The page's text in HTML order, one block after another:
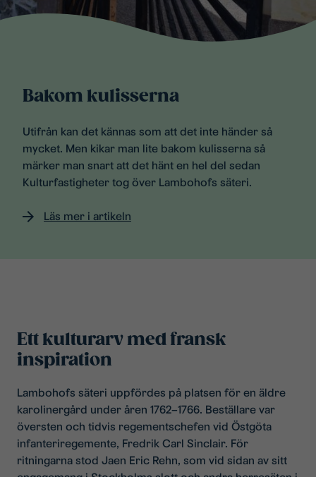
Bakom kulisserna
Utifrån kan det kännas som att det inte händer så
mycket. Men kikar man lite bakom kulisserna så
märker man snart att det hänt en hel del sedan
Kulturfastigheter tog över Lambohofs säteri.
Läs mer i artikeln
Ett kulturarv med fransk
inspiration
Lambohofs säteri uppfördes på platsen för en äldre
karolinergård under åren 1762–1766. Beställare var
översten och tidvis regementschefen vid Östgöta
infanteriregemente, Fredrik Carl Sinclair. För
ritningarna stod Jaen Eric Rehn, som vid sidan av sitt